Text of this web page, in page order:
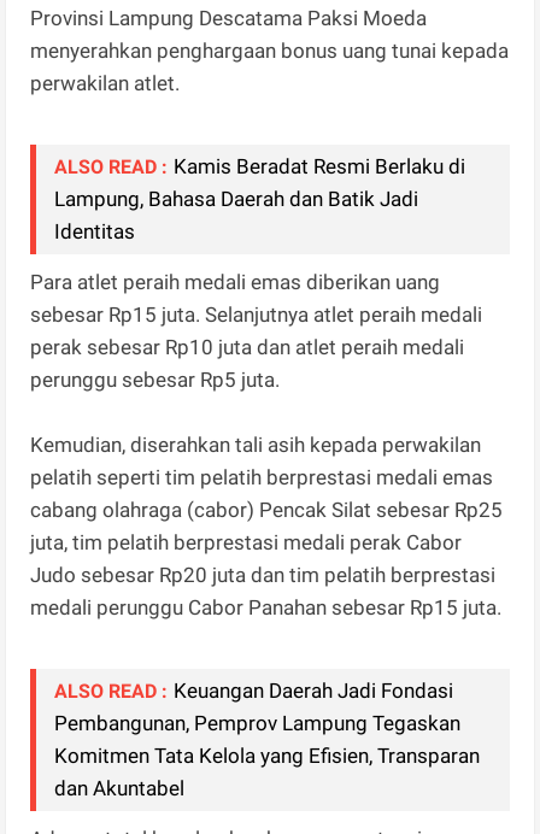
Provinsi Lampung Descatama Paksi Moeda
menyerahkan penghargaan bonus uang tunai kepada
perwakilan atlet.
ALSO READ : Kamis Beradat Resmi Berlaku di
Lampung, Bahasa Daerah dan Batik Jadi
Identitas
Para atlet peraih medali emas diberikan uang
sebesar Rp15 juta. Selanjutnya atlet peraih medali
perak sebesar Rp10 juta dan atlet peraih medali
perunggu sebesar Rp5 juta.
Kemudian, diserahkan tali asih kepada perwakilan
pelatih seperti tim pelatih berprestasi medali emas
cabang olahraga (cabor) Pencak Silat sebesar Rp25
juta, tim pelatih berprestasi medali perak Cabor
Judo sebesar Rp20 juta dan tim pelatih berprestasi
medali perunggu Cabor Panahan sebesar Rp15 juta.
ALSO READ : Keuangan Daerah Jadi Fondasi
Pembangunan, Pemprov Lampung Tegaskan
Komitmen Tata Kelola yang Efisien, Transparan
dan Akuntabel